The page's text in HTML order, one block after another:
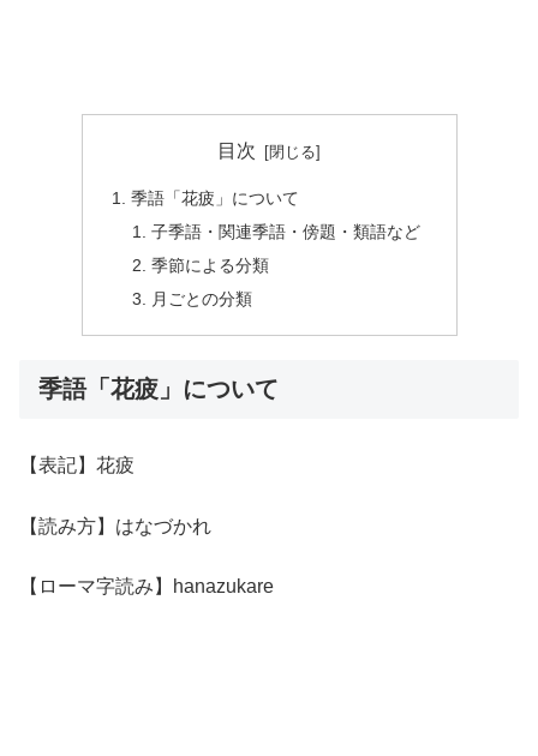
目次
季語「花疲」について
子季語・関連季語・傍題・類語など
季節による分類
月ごとの分類
季語「花疲」について
【表記】花疲
【読み方】はなづかれ
【ローマ字読み】hanazukare